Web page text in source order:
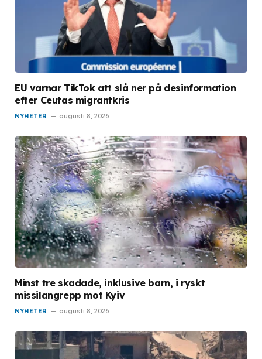
EU varnar TikTok att slå ner på desinformation
efter Ceutas migrantkris
NYHETER augusti 8, 2026
Minst tre skadade, inklusive barn, i ryskt
missilangrepp mot Kyiv
NYHETER augusti 8, 2026